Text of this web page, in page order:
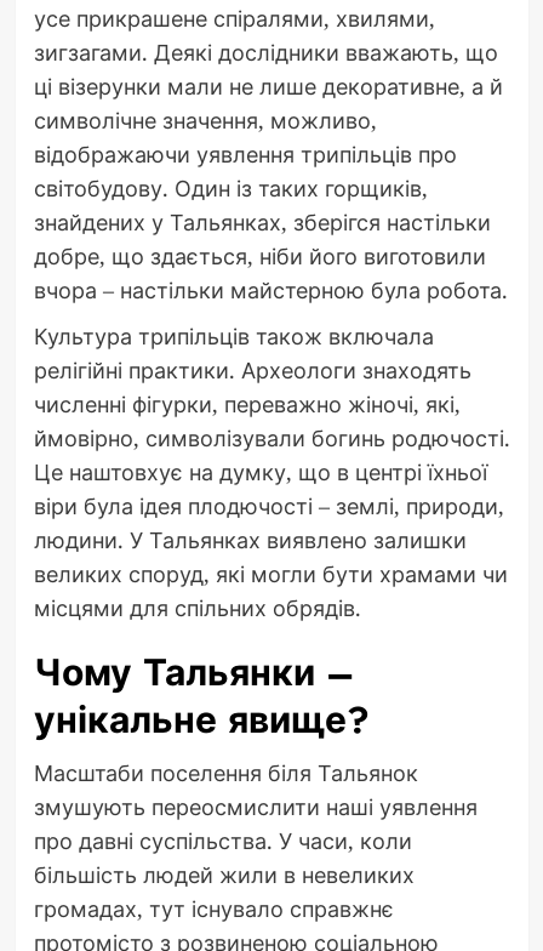
усе прикрашене спіралями, хвилями,
зигзагами. Деякі дослідники вважають, що
ці візерунки мали не лише декоративне, а й
символічне значення, можливо,
відображаючи уявлення трипільців про
світобудову. Один із таких горщиків,
знайдених у Тальянках, зберігся настільки
добре, що здається, ніби його виготовили
вчора – настільки майстерною була робота.
Культура трипільців також включала
релігійні практики. Археологи знаходять
численні фігурки, переважно жіночі, які,
ймовірно, символізували богинь родючості.
Це наштовхує на думку, що в центрі їхньої
віри була ідея плодючості – землі, природи,
людини. У Тальянках виявлено залишки
великих споруд, які могли бути храмами чи
місцями для спільних обрядів.
Чому Тальянки –
унікальне явище?
Масштаби поселення біля Тальянок
змушують переосмислити наші уявлення
про давні суспільства. У часи, коли
більшість людей жили в невеликих
громадах, тут існувало справжнє
протомісто з розвиненою соціальною